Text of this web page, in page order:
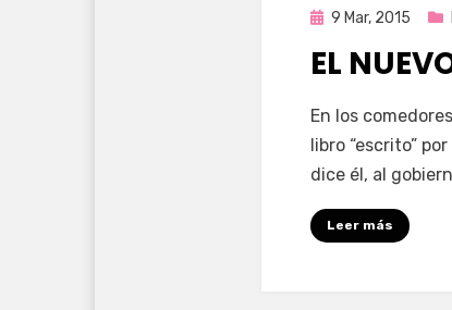
Publicada
9 Mar, 2015
EL
por Enrique
En los
libro “escrito”
dice él, al
Leer más